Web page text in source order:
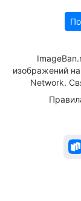
изображений
Network.